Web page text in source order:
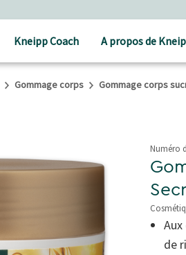
Kneipp Coach A propos de
Gommage corps Gommage corps
Numéro
5 de 5
de